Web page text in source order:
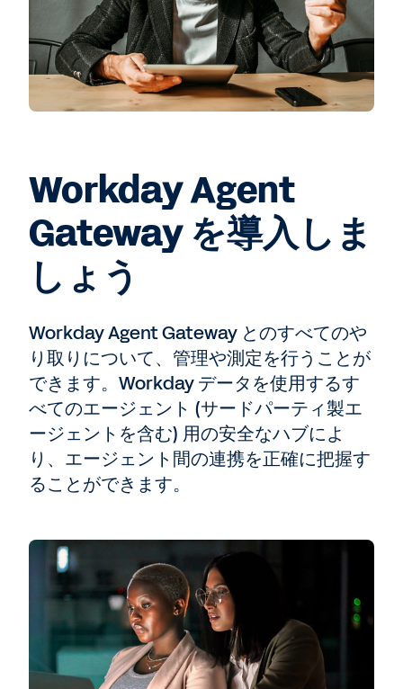
Workday Agent
Gateway を導入しま
しょう
Workday Agent Gateway とのすべてのや
り取りについて、管理や測定を行うことが
できます。Workday データを使用するす
べてのエージェント (サードパーティ製エ
ージェントを含む) 用の安全なハブによ
り、エージェント間の連携を正確に把握す
ることができます。